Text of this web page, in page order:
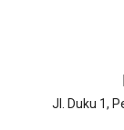
Jl. Duku 1,